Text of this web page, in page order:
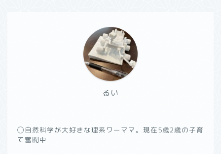
るい
◯自然科学が大好きな理系ワーママ。現在5歳2歳の子育
て奮闘中